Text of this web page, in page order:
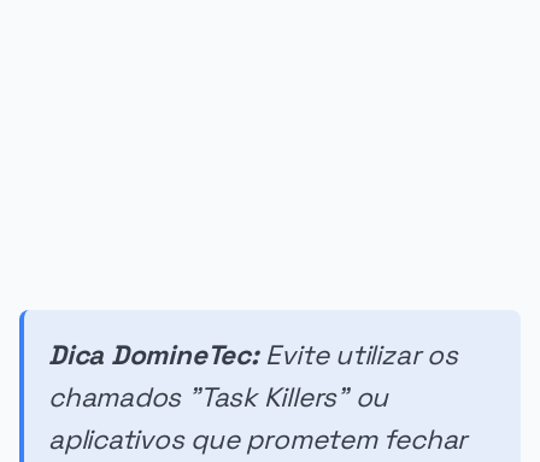
Dica DomineTec:Evite utilizar os
chamados "Task Killers" ou
aplicativos que prometem fechar